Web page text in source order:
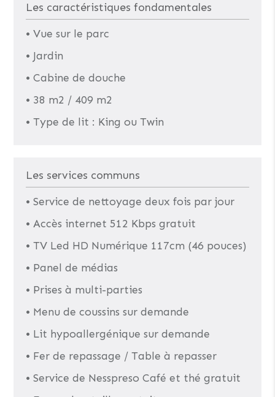
Les caractéristiques fondamentales
• Vue sur le parc
• Jardin
• Cabine de douche
• 38 m2 / 409 m2
• Type de lit : King ou Twin
Les services communs
• Service de nettoyage deux fois par jour
• Accès internet 512 Kbps gratuit
• TV Led HD Numérique 117cm (46 pouces)
• Panel de médias
• Prises à multi-parties
• Menu de coussins sur demande
• Lit hypoallergénique sur demande
• Fer de repassage / Table à repasser
• Service de Nesspreso Café et thé gratuit